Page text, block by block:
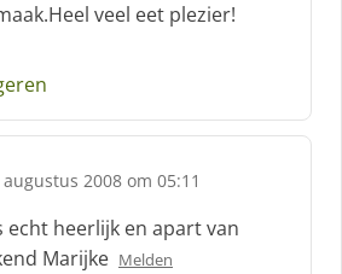
veel eet plezier!
2008 om 05:11
echt heerlijk en apart van
Marijke Melden